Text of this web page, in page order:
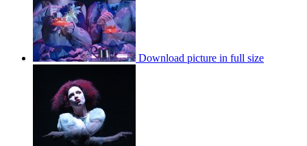
Download picture in full size